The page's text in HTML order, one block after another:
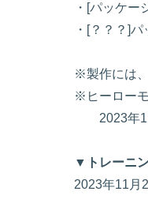
・[パッケー
・[？？？]
※製作には
※ヒーロー
2023年11
▼トレーニ
2023年11月